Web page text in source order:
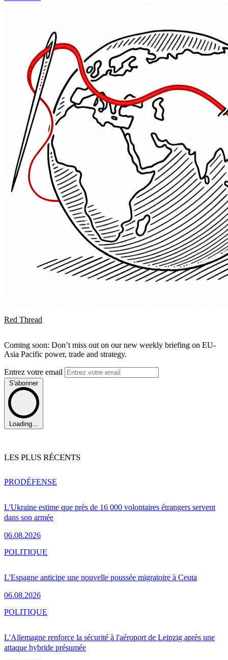
Red Thread
Coming soon: Don’t miss out on our new weekly briefing on EU-
Asia Pacific power, trade and strategy.
Entrez votre email
S'abonner
Loading...
LES PLUS RÉCENTS
L'Ukraine estime que près de 16 000 volontaires étrangers servent
dans son armée
06.08.2026
PRODÉFENSE
L'Espagne anticipe une nouvelle poussée migratoire à Ceuta
06.08.2026
POLITIQUE
L'Allemagne renforce la sécurité à l'aéroport de Leipzig après une
attaque hybride présumée
POLITIQUE